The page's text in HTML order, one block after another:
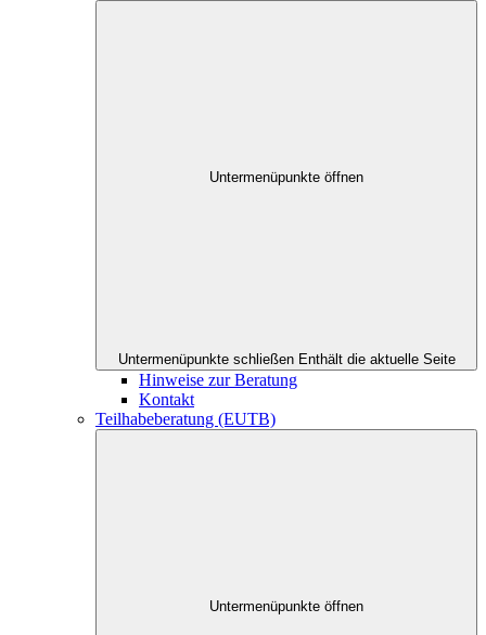
Untermenüpunkte öffnen
Untermenüpunkte schließen Enthält die aktuelle Seite
Hinweise zur Beratung
Kontakt
Teilhabeberatung (EUTB)
Untermenüpunkte öffnen